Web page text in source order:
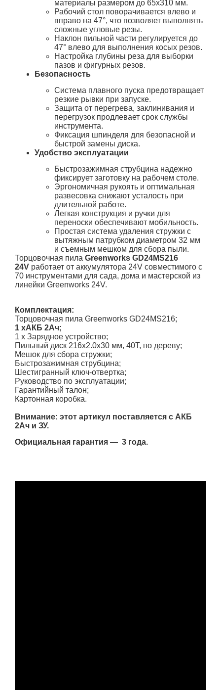
материалы размером до 65x310 мм.
Рабочий стол поворачивается влево и
вправо на 47°, что позволяет выполнять
сложные угловые резы.
Наклон пильной части регулируется до
47° влево для выполнения косых резов.
Настройка глубины реза для выборки
пазов и фигурных резов.
Безопасность
Система плавного пуска предотвращает
резкие рывки при запуске.
Защита от перегрева, заклинивания и
перегрузок продлевает срок службы
инструмента.
Фиксация шпинделя для безопасной и
быстрой замены диска.
Удобство эксплуатации
Быстрозажимная струбцина надежно
фиксирует заготовку на рабочем столе.
Эргономичная рукоять и оптимальная
развесовка снижают усталость при
длительной работе.
Легкая конструкция и ручки для
переноски обеспечивают мобильность.
Простая система удаления стружки с
вытяжным патрубком диаметром 32 мм
и съемным мешком для сбора пыли.
Торцовочная пила Greenworks GD24MS216
24V работает от аккумулятора 24V совместимого c
70 инструментами для сада, дома и мастерской из
линейки Greenworks 24V.
Комплектация:
Торцовочная пила Greenworks GD24MS216;
1 хАКБ 2Ач;
1 х Зарядное устройство;
Пильный диск 216х2.0х30 мм, 40Т, по дереву;
Мешок для сбора стружки;
Быстрозажимная струбцина;
Шестигранный ключ-отвертка;
Руководство по эксплуатации;
Гарантийный талон;
Картонная коробка.
Внимание: этот артикул поставляется с АКБ
2Ач и ЗУ.
Официальная гарантия — 3 года.